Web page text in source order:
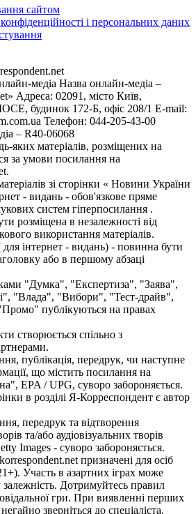
сайтом
і персональних даних
медіа Назва онлайн-медіа –
Адреса: 02091, місто Київ,
будинок 172-Б, офіс 208/1 E-mail:
Телефон: 044-205-43-00
– R40-06068
яких матеріалів, розміщених на
за умови посилання на
зі сторінки « Новини України
- видань - обов'язкове пряме
систем гіперпосилання .
розміщена в незалежності від
використання матеріалів.
інтернет - видань) - повинна бути
або в першому абзаці
"Думка", "Експертиза", "Заява",
"Влада", "Вибори", "Тест-драйв",
публікуються на правах
створюється спільно з
публікація, передрук, чи наступне
що містить посилання на
EPA / UPG, суворо забороняється.
в розділі Я-Корреспондент є автор
передрук та відтворення
та/або аудіовізуальних творів
Images - суворо забороняється.
призначені для осіб
Участь в азартних іграх може
залежність. Дотримуйтесь правил
гри. При виявленні перших
зверніться до спеціаліста.